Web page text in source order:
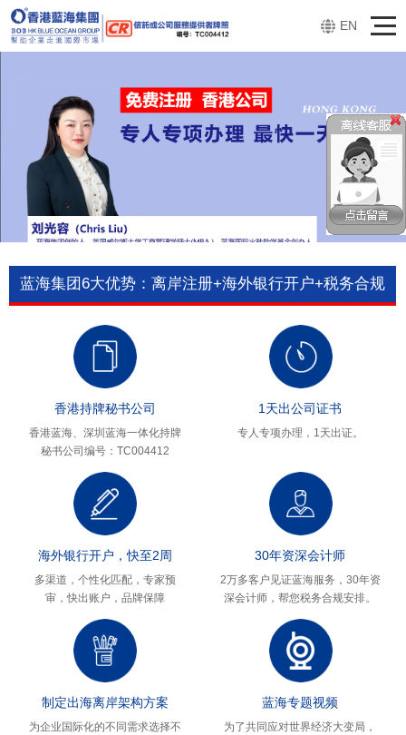
EN
蓝海集团6大优势：离岸注册+海外银行开户+税务合规
香港持牌秘书公司
香港蓝海、深圳蓝海一体化持牌
秘书公司编号：TC004412
1天出公司证书
专人专项办理，1天出证。
海外银行开户，快至2周
多渠道，个性化匹配，专家预
审，快出账户，品牌保障
30年资深会计师
2万多客户见证蓝海服务，30年资
深会计师，帮您税务合规安排。
制定出海离岸架构方案
为企业国际化的不同需求选择不
蓝海专题视频
为了共同应对世界经济大变局，